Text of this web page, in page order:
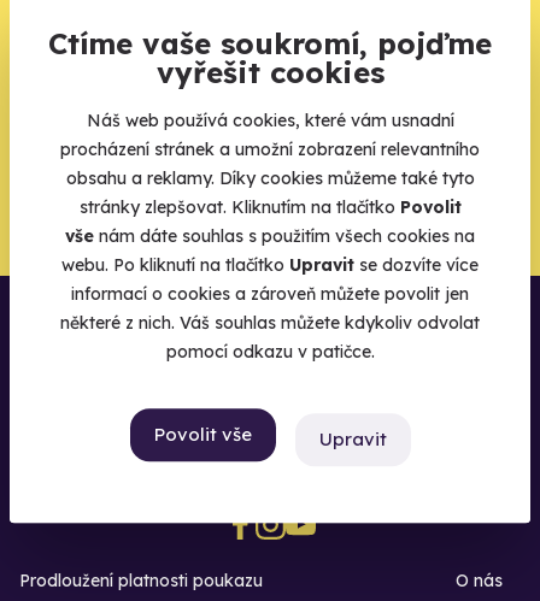
Ctíme vaše soukromí, pojďme
vyřešit cookies
Náš web používá cookies, které vám usnadní
procházení stránek a umožní zobrazení relevantního
obsahu a reklamy. Díky cookies můžeme také tyto
stránky zlepšovat. Kliknutím na tlačítko Povolit
vše nám dáte souhlas s použitím všech cookies na
webu. Po kliknutí na tlačítko Upravit se dozvíte více
informací o cookies a zároveň můžete povolit jen
některé z nich. Váš souhlas můžete kdykoliv odvolat
pomocí odkazu v patičce.
Povolit vše Upravit
do toho.
Chci být u toho
Prodloužení platnosti poukazu
O nás